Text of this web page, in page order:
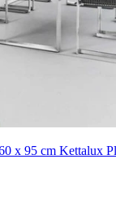
x 95 cm Kettalux